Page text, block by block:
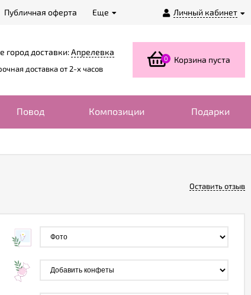
Личный кабинет
Публичная оферта Еще
город доставки:Апрелевка
доставка от 2-х часов
0 Корзина пуста
Повод Композиции Подарки
Оставить отзыв